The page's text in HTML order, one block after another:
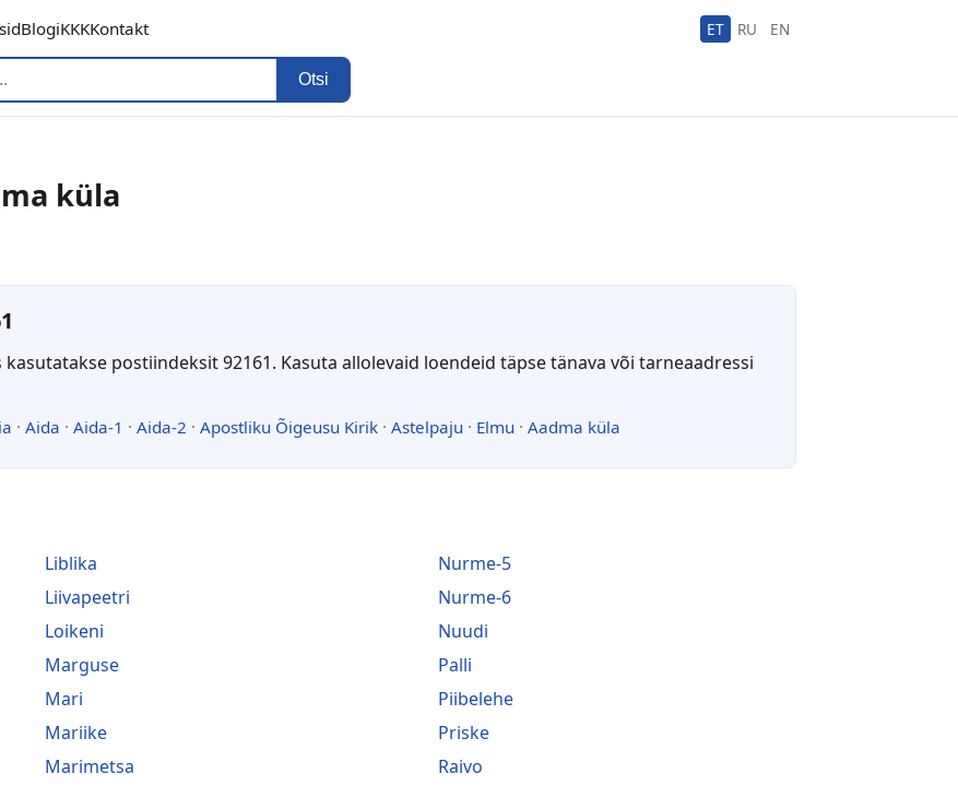
BlogiKKKKontakt ET RU EN
Otsi
küla
postiindeksit 92161. Kasuta allolevaid loendeid täpse tänava või tarneaadressi
· Aida · Aida-1 · Aida-2 · Apostliku Õigeusu Kirik · Astelpaju · Elmu · Aadma küla
Liblika
Liivapeetri
Loikeni
Marguse
Mari
Mariike
Marimetsa
Nurme-5
Nurme-6
Nuudi
Palli
Piibelehe
Priske
Raivo